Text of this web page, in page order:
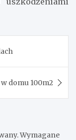
domu 100m2
Wymagane